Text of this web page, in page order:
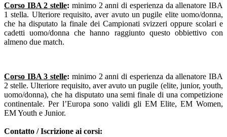
Corso IBA 2 stelle: minimo 2 anni di esperienza da allenatore IBA
1 stella. Ulteriore requisito, aver avuto un pugile elite uomo/donna,
che ha disputato la finale dei Campionati svizzeri oppure scolari e
cadetti uomo/donna che hanno raggiunto questo obbiettivo con
almeno due match.
Corso IBA 3 stelle: minimo 2 anni di esperienza da allenatore IBA
2 stelle. Ulteriore requisito, aver avuto un pugile (elite, junior, youth,
uomo/donna), che ha disputato una semi finale di una competizione
continentale. Per l’Europa sono validi gli EM Elite, EM Women,
EM Youth e Junior.
Contatto / Iscrizione ai corsi: